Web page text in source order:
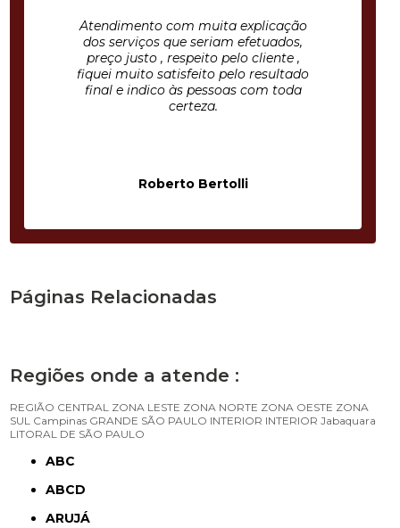
Atendimento com muita explicação
dos serviços que seriam efetuados,
preço justo , respeito pelo cliente ,
fiquei muito satisfeito pelo resultado
final e indico às pessoas com toda
certeza.
Roberto Bertolli
Páginas Relacionadas
Regiões onde a atende :
REGIÃO CENTRAL ZONA LESTE ZONA NORTE ZONA OESTE ZONA
SUL Campinas GRANDE SÃO PAULO INTERIOR INTERIOR Jabaquara
LITORAL DE SÃO PAULO
ABC
ABCD
ARUJÁ